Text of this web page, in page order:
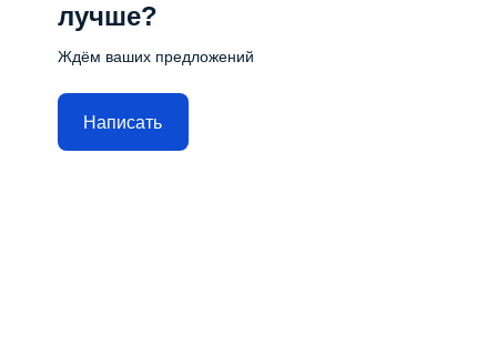
лучше?
Ждём ваших предложений
Написать